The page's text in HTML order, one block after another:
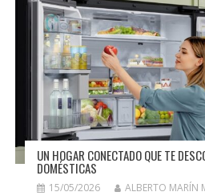
UN HOGAR CONECTADO QUE TE
DOMÉSTICAS
15/05/2026 ALBERTO MARÍN